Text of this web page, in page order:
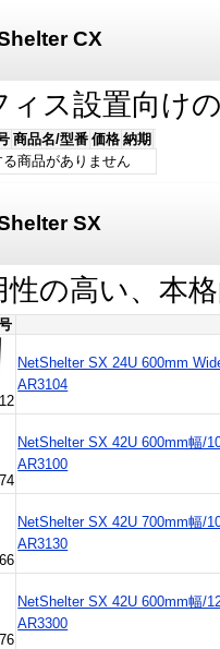
CX
ィス設置向け
商品名/型番 価格 納期
商品がありません
SX
性の高い、本
NetShelter SX 24U 600mm
AR3104
NetShelter SX 42U 600mm幅/
AR3100
NetShelter SX 42U 700mm幅/
AR3130
NetShelter SX 42U 600mm幅/
AR3300